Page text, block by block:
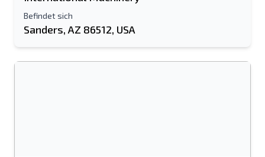
Befindet sich
Sanders, AZ 86512, USA